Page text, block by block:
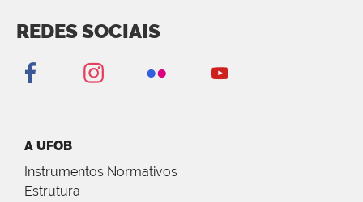
REDES SOCIAIS
A UFOB
Instrumentos Normativos
Estrutura